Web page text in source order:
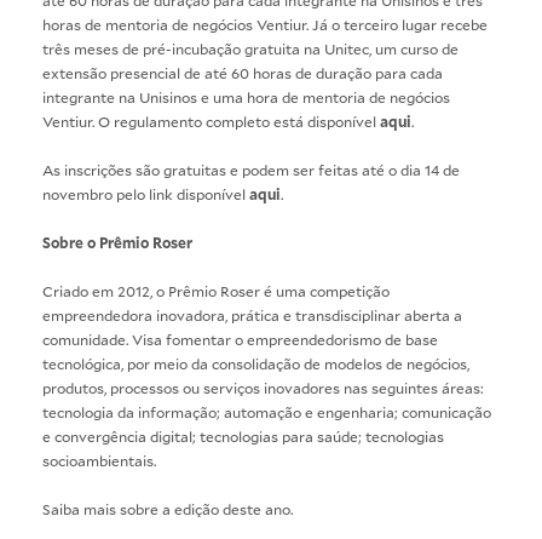
horas de mentoria de negócios Ventiur. Já o terceiro lugar recebe
três meses de pré-incubação gratuita na Unitec, um curso de
extensão presencial de até 60 horas de duração para cada
integrante na Unisinos e uma hora de mentoria de negócios
Ventiur. O regulamento completo está disponívelaqui.
As inscrições são gratuitas e podem ser feitas até o dia 14 de
novembro pelo link disponívelaqui.
Sobre o Prêmio Roser
Criado em 2012, o Prêmio Roser é uma competição
empreendedora inovadora, prática e transdisciplinar aberta a
comunidade. Visa fomentar o empreendedorismo de base
tecnológica, por meio da consolidação de modelos de negócios,
produtos, processos ou serviços inovadores nas seguintes áreas:
tecnologia da informação; automação e engenharia; comunicação
e convergência digital; tecnologias para saúde; tecnologias
socioambientais.
Saiba mais sobre a edição deste ano.